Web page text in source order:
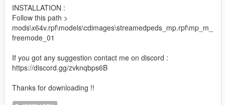
INSTALLATION :
Follow this path >
mods\x64v.rpf\models\cdimages\streamedpeds_mp.rpf\mp_m_
freemode_01
If you got any suggestion contact me on discord :
https://discord.gg/zvknqbps6B
Thanks for downloading !!